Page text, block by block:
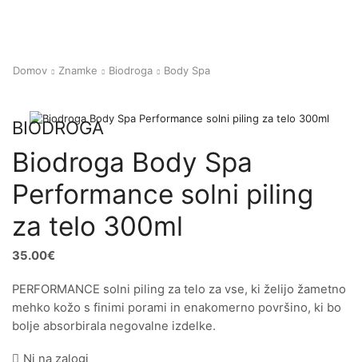
Domov Znamke Biodroga Body Spa
BIODROGA
Biodroga Body Spa
Performance solni piling
za telo 300ml
35.00€
PERFORMANCE solni piling za telo za vse, ki želijo žametno
mehko kožo s finimi porami in enakomerno površino, ki bo
bolje absorbirala negovalne izdelke.
Ni na zalogi